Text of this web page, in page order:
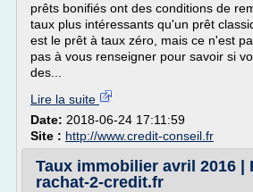
prêts bonifiés ont des conditions de
taux plus intéressants qu'un prêt
est le prêt à taux zéro, mais ce n'est
pas à vous renseigner pour savoir si
des...
Lire la suite
Date: 2018-06-24 17:11:59
Site : http://www.credit-conseil.fr
Taux immobilier avril 2016 |
rachat-2-credit.fr